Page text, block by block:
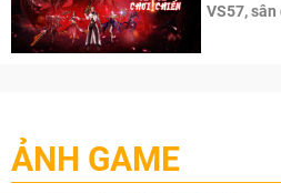
VS57,
ẢNH GAME